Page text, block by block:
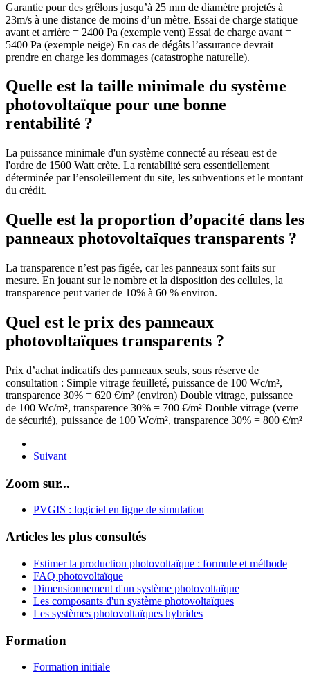
Garantie pour des grêlons jusqu’à 25 mm de diamètre projetés à
23m/s à une distance de moins d’un mètre. Essai de charge statique
avant et arrière = 2400 Pa (exemple vent) Essai de charge avant =
5400 Pa (exemple neige) En cas de dégâts l’assurance devrait
prendre en charge les dommages (catastrophe naturelle).
Quelle est la taille minimale du système
photovoltaïque pour une bonne
rentabilité ?
La puissance minimale d'un système connecté au réseau est de
l'ordre de 1500 Watt crète. La rentabilité sera essentiellement
déterminée par l’ensoleillement du site, les subventions et le montant
du crédit.
Quelle est la proportion d’opacité dans les
panneaux photovoltaïques transparents ?
La transparence n’est pas figée, car les panneaux sont faits sur
mesure. En jouant sur le nombre et la disposition des cellules, la
transparence peut varier de 10% à 60 % environ.
Quel est le prix des panneaux
photovoltaïques transparents ?
Prix d’achat indicatifs des panneaux seuls, sous réserve de
consultation : Simple vitrage feuilleté, puissance de 100 Wc/m²,
transparence 30% = 620 €/m² (environ) Double vitrage, puissance
de 100 Wc/m², transparence 30% = 700 €/m² Double vitrage (verre
de sécurité), puissance de 100 Wc/m², transparence 30% = 800 €/m²
Suivant
Zoom sur...
PVGIS : logiciel en ligne de simulation
Articles les plus consultés
Estimer la production photovoltaïque : formule et méthode
FAQ photovoltaïque
Dimensionnement d'un système photovoltaïque
Les composants d'un système photovoltaïques
Les systèmes photovoltaïques hybrides
Formation
Formation initiale